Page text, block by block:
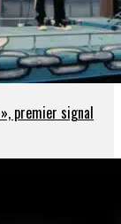
premier signal